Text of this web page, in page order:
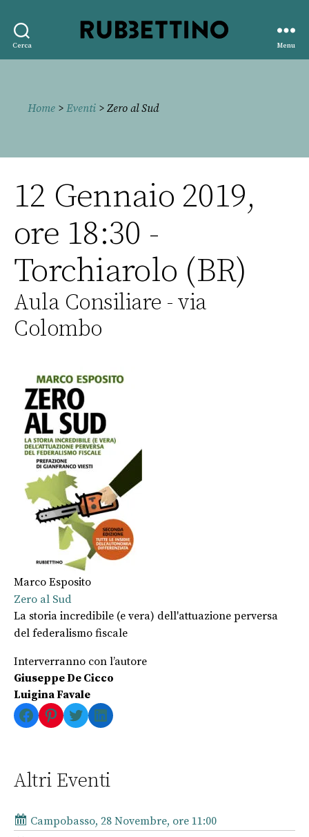
Cerca
editore
Menu
Home > Eventi > Zero al Sud
12 Gennaio 2019,
ore 18:30 -
Torchiarolo (BR)
Aula Consiliare - via
Colombo
Marco Esposito
Zero al Sud
La storia incredibile (e vera) dell'attuazione perversa
del federalismo fiscale
Interverranno con l’autore
Giuseppe De Cicco
Luigina Favale
Facebook
Pinterest
TwitterLinkedIn
Altri Eventi
Campobasso, 28 Novembre, ore 11:00